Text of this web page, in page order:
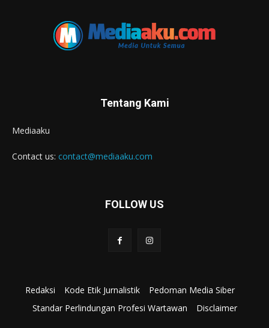
Tentang Kami
Mediaaku
Contact us: contact@mediaaku.com
FOLLOW US
Redaksi Kode Etik Jurnalistik
Pedoman Media Siber
Standar Perlindungan Profesi Wartawan
Disclaimer